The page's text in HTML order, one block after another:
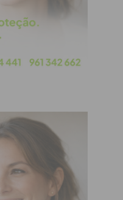
ostermos e